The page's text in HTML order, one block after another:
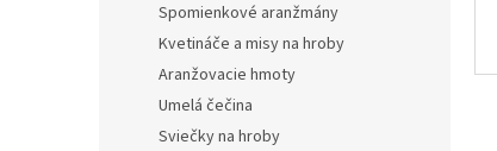
Spomienkové aranžmány
Kvetináče a misy na hroby
Aranžovacie hmoty
Umelá čečina
Sviečky na hroby